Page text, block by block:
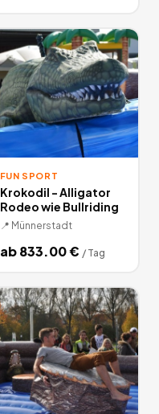
FUN SPORT
Krokodil - Alligator
Rodeo wie Bullriding
📍 Münnerstadt
ab833.00€ / Tag